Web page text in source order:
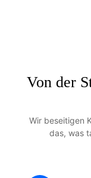
Von der
Wir beseitigen
das, was